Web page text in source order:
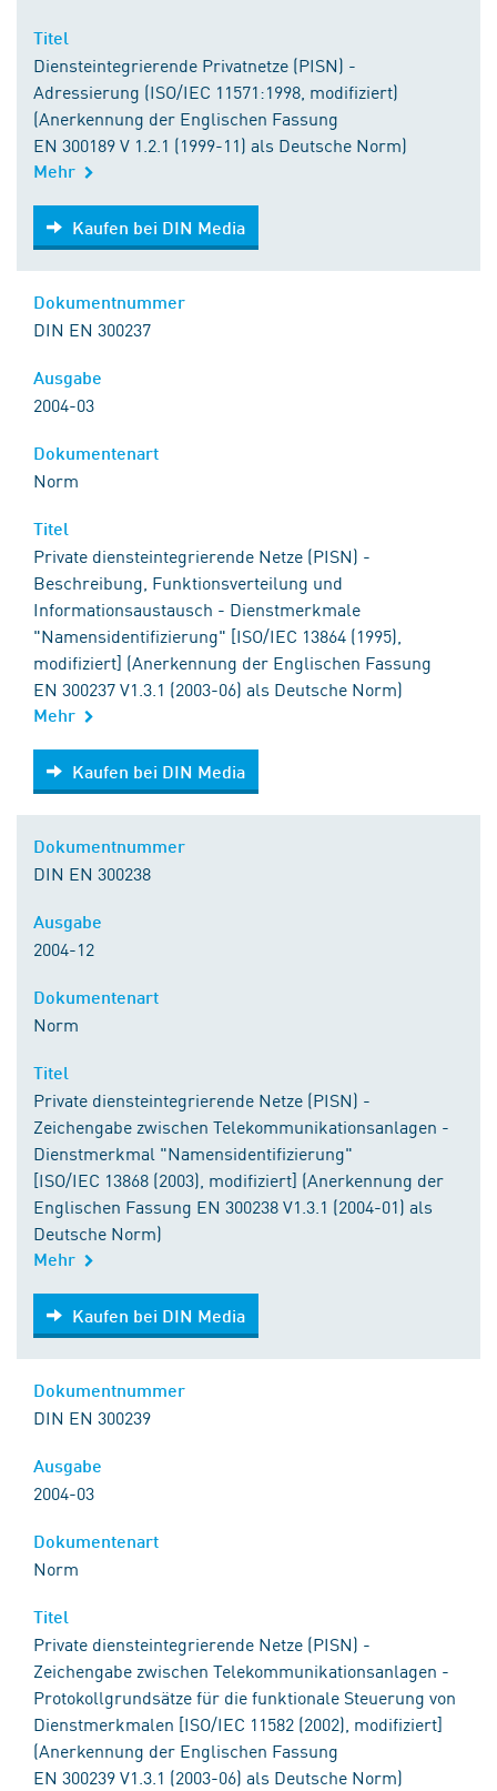
Diensteintegrierende Privatnetze (PISN) -
Adressierung (ISO/IEC 11571:1998, modifiziert)
(Anerkennung der Englischen Fassung
EN 300189 V 1.2.1 (1999-11) als Deutsche Norm)
Mehr
Kaufen bei DIN Media
Kaufen bei DIN Media
DIN EN 300237
2004-03
Norm
Private diensteintegrierende Netze (PISN) -
Beschreibung, Funktionsverteilung und
Informationsaustausch - Dienstmerkmale
"Namensidentifizierung" [ISO/IEC 13864 (1995),
modifiziert] (Anerkennung der Englischen Fassung
EN 300237 V1.3.1 (2003-06) als Deutsche Norm)
Mehr
Kaufen bei DIN Media
Kaufen bei DIN Media
DIN EN 300238
2004-12
Norm
Private diensteintegrierende Netze (PISN) -
Zeichengabe zwischen Telekommunikationsanlagen -
Dienstmerkmal "Namensidentifizierung"
[ISO/IEC 13868 (2003), modifiziert] (Anerkennung der
Englischen Fassung EN 300238 V1.3.1 (2004-01) als
Deutsche Norm)
Mehr
Kaufen bei DIN Media
Kaufen bei DIN Media
DIN EN 300239
2004-03
Norm
Private diensteintegrierende Netze (PISN) -
Zeichengabe zwischen Telekommunikationsanlagen -
Protokollgrundsätze für die funktionale Steuerung von
Dienstmerkmalen [ISO/IEC 11582 (2002), modifiziert]
(Anerkennung der Englischen Fassung
EN 300239 V1.3.1 (2003-06) als Deutsche Norm)